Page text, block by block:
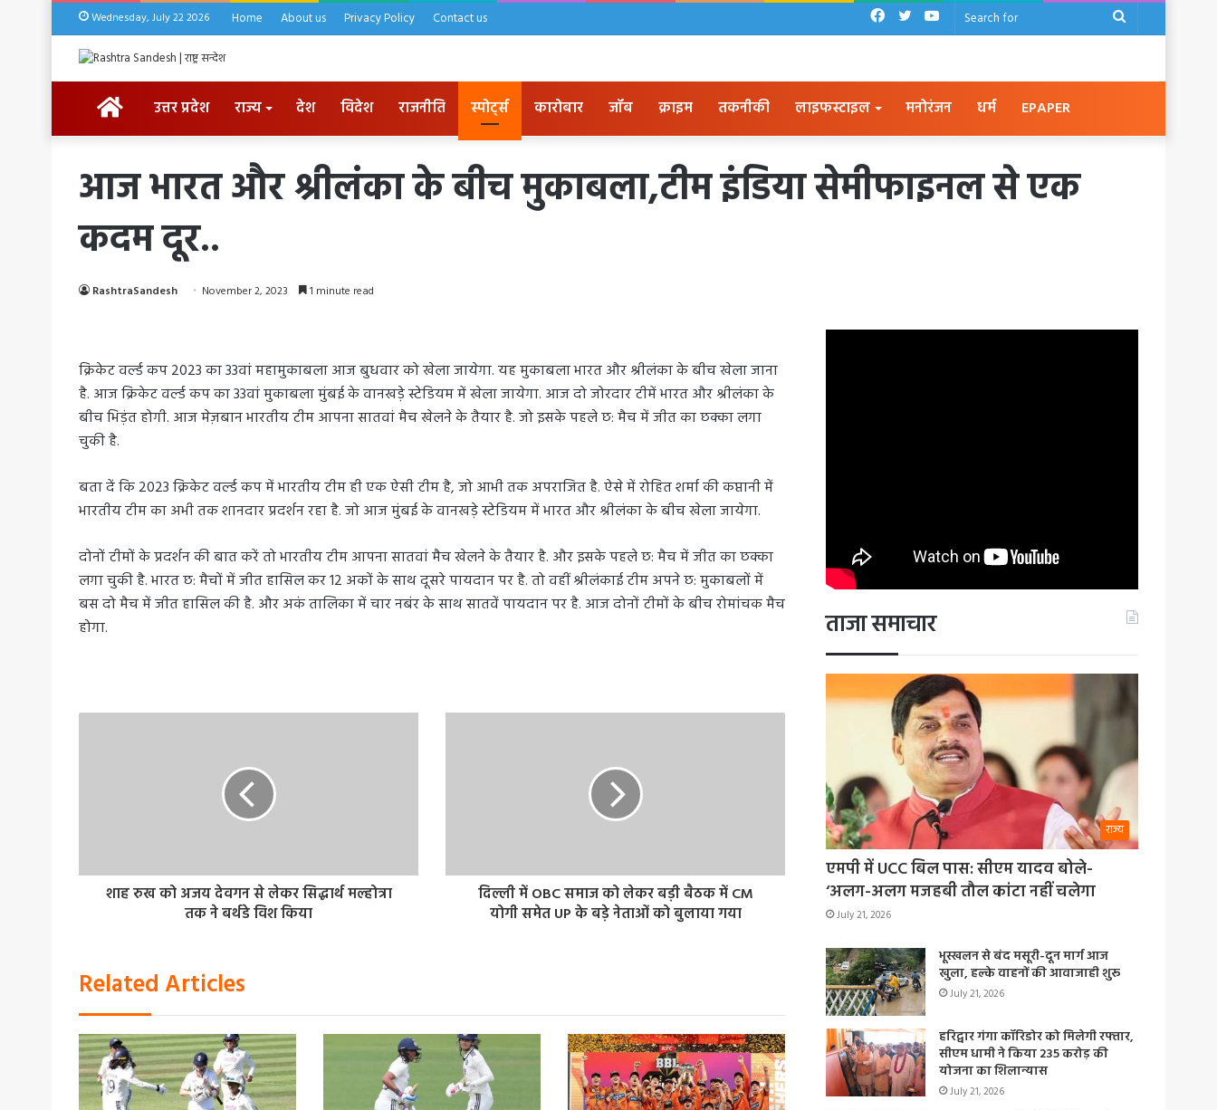
Wednesday, July 22 2026 Home About us Privacy Policy Contact us
Search
YouTube
Twitter
Facebook
HOMEउत्तर प्रदेश राज्य देश विदेश राजनीति स्पोर्ट्स कारोबार जॉब क्राइम तकनीकी लाइफस्टाइल मनोरंजन धर्म EPAPER
आज भारत और श्रीलंका के बीच मुकाबला,टीम इंडिया सेमीफाइनल से एक
कदम दूर..
RashtraSandesh November 2, 2023 1 minute read
क्रिकेट वर्ल्ड कप 2023 का 33वां महामुकाबला आज बुधवार को खेला जायेगा. यह मुकाबला भारत और श्रीलंका के बीच खेला जाना
है. आज क्रिकेट वर्ल्ड कप का 33वां मुकाबला मुंबई के वानखड़े स्टेडियम में खेला जायेगा. आज दो जोरदार टीमें भारत और श्रीलंका के
बीच भिड़ंत होगी. आज मेज़बान भारतीय टीम आपना सातवां मैच खेलने के तैयार है. जो इसके पहले छ: मैच में जीत का छक्का लगा
चुकी है.
बता दें कि 2023 क्रिकेट वर्ल्ड कप में भारतीय टीम ही एक ऐसी टीम है, जो आभी तक अपराजित है. ऐसे में रोहित शर्मा की कप्तानी में
भारतीय टीम का अभी तक शानदार प्रदर्शन रहा है. जो आज मुंबई के वानखड़े स्टेडियम में भारत और श्रीलंका के बीच खेला जायेगा.
दोनों टीमों के प्रदर्शन की बात करें तो भारतीय टीम आपना सातवां मैच खेलने के तैयार है. और इसके पहले छ: मैच में जीत का छक्का
लगा चुकी है. भारत छ: मैचों में जीत हासिल कर 12 अकों के साथ दूसरे पायदान पर है. तो वहीं श्रीलंकाई टीम अपने छ: मुकाबलों में
बस दो मैच में जीत हासिल की है. और अकं तालिका में चार नबंर के साथ सातवें पायदान पर है. आज दोनों टीमों के बीच रोमांचक मैच
होगा.
शाह रुख को अजय देवगन से लेकर सिद्धार्थ मल्होत्रा
तक ने बर्थडे विश किया
दिल्ली में OBC समाज को लेकर बड़ी बैठक में CM
योगी समेत UP के बड़े नेताओं को बुलाया गया
Related Articles
ताजा समाचार
राज्य
एमपी में UCC बिल पास: सीएम यादव बोले-
‘अलग-अलग मजहबी तौल कांटा नहीं चलेगा
July 21, 2026
भूस्खलन से बंद मसूरी-दून मार्ग आज
खुला, हल्के वाहनों की आवाजाही शुरू
July 21, 2026
हरिद्वार गंगा कॉरिडोर को मिलेगी रफ्तार,
सीएम धामी ने किया 235 करोड़ की
योजना का शिलान्यास
July 21, 2026